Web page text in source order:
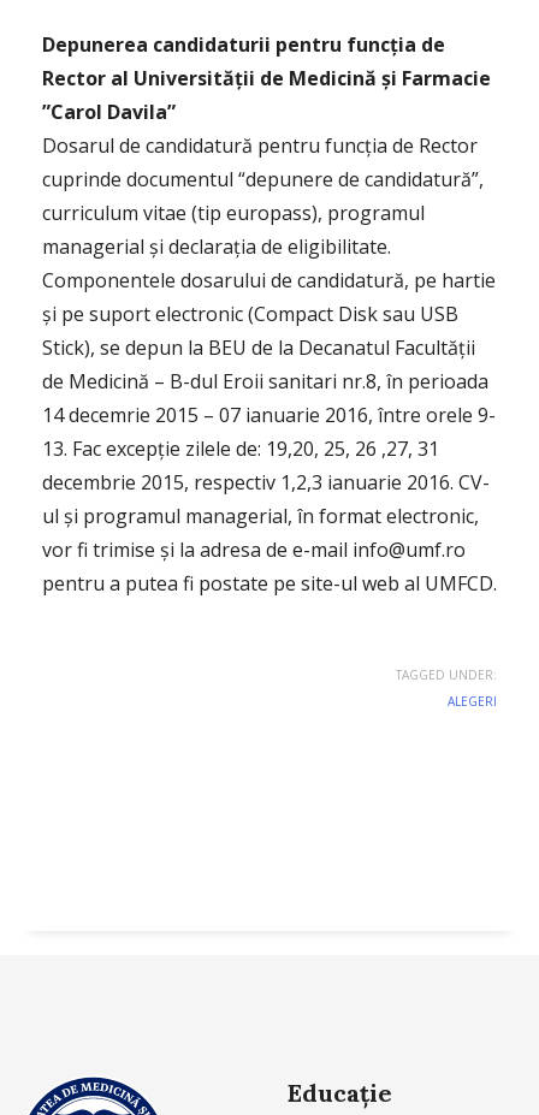
Depunerea candidaturii pentru funcția de
Rector al Universității de Medicină și Farmacie
”Carol Davila”
Dosarul de candidatură pentru funcția de Rector
cuprinde documentul “depunere de candidatură”,
curriculum vitae (tip europass), programul
managerial și declarația de eligibilitate.
Componentele dosarului de candidatură, pe hartie
și pe suport electronic (Compact Disk sau USB
Stick), se depun la BEU de la Decanatul Facultății
de Medicină – B-dul Eroii sanitari nr.8, în perioada
14 decemrie 2015 – 07 ianuarie 2016, între orele 9-
13. Fac excepție zilele de: 19,20, 25, 26 ,27, 31
decembrie 2015, respectiv 1,2,3 ianuarie 2016. CV-
ul și programul managerial, în format electronic,
vor fi trimise și la adresa de e-mail info@umf.ro
pentru a putea fi postate pe site-ul web al UMFCD.
TAGGED UNDER:
ALEGERI
Educație